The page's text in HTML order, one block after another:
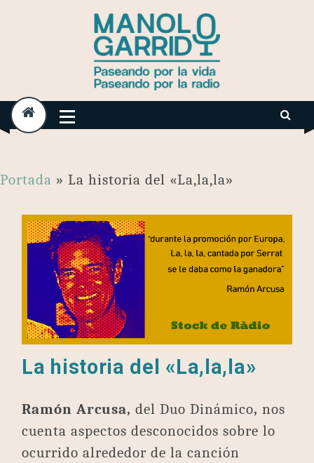
Portada » La historia del «La,la,la»
La historia del «La,la,la»
Ramón Arcusa, del Duo Dinámico, nos
cuenta aspectos desconocidos sobre lo
ocurrido alrededor de la canción